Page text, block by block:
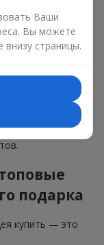
можно
сделать желанный
— букет из
Длясвадебных
подарка
купить — это
Ваши
Вы можете
страницы.